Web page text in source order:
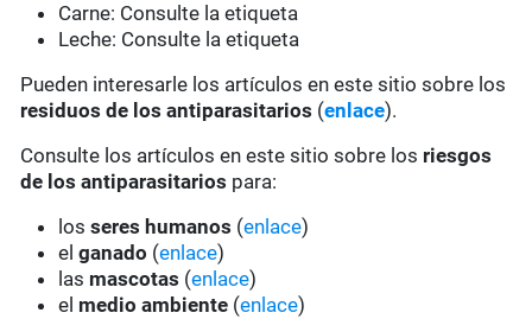
Carne: Consulte la etiqueta
Leche: Consulte la etiqueta
Pueden interesarle los artículos en este sitio sobre los
residuos de los antiparasitarios (enlace).
Consulte los artículos en este sitio sobre los riesgos
de los antiparasitarios para:
losseres humanos (enlace)
elganado (enlace)
las mascotas (enlace)
el medio ambiente (enlace)